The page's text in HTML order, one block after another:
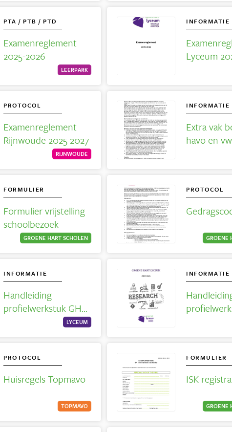
PTA / PTB / PTD
Examenreglement
2025-2026
LEERPARK
INFORMATIE
Lyceum
PROTOCOL
Examenreglement
Rijnwoude 2025 2027
RIJNWOUDE
INFORMATIE
Extra vak
havo en
FORMULIER
Formulier vrijstelling
schoolbezoek
GROENE HART SCHOLEN
PROTOCOL
GROENE
INFORMATIE
Handleiding
profielwerkstuk GHL
LYCEUM
INFORMATIE
PROTOCOL
Huisregels Topmavo
TOPMAVO
FORMULIER
ISK
GROENE